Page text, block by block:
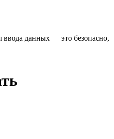
ввода данных — это безопасно,